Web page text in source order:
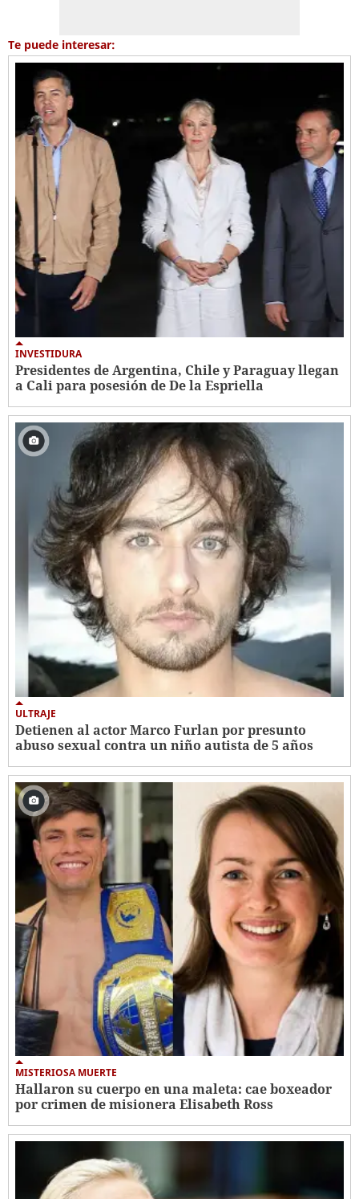
Te puede interesar:
INVESTIDURA
Presidentes de Argentina, Chile y Paraguay llegan
a Cali para posesión de De la Espriella
ULTRAJE
Detienen al actor Marco Furlan por presunto
abuso sexual contra un niño autista de 5 años
MISTERIOSA MUERTE
Hallaron su cuerpo en una maleta: cae boxeador
por crimen de misionera Elisabeth Ross